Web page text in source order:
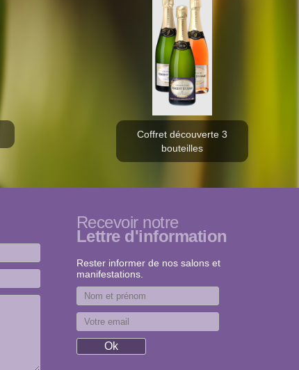
Coffret découverte 3
bouteilles
Recevoir notre
Lettre d'information
Rester informer de nos salons et
manifestations.